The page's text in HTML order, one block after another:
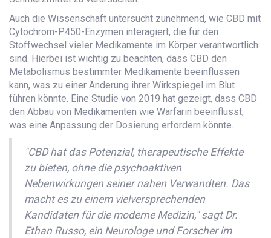
Auch die Wissenschaft untersucht zunehmend, wie CBD mit
Cytochrom-P450-Enzymen interagiert, die für den
Stoffwechsel vieler Medikamente im Körper verantwortlich
sind. Hierbei ist wichtig zu beachten, dass CBD den
Metabolismus bestimmter Medikamente beeinflussen
kann, was zu einer Änderung ihrer Wirkspiegel im Blut
führen könnte. Eine Studie von 2019 hat gezeigt, dass CBD
den Abbau von Medikamenten wie Warfarin beeinflusst,
was eine Anpassung der Dosierung erfordern könnte.
"CBD hat das Potenzial, therapeutische Effekte
zu bieten, ohne die psychoaktiven
Nebenwirkungen seiner nahen Verwandten. Das
macht es zu einem vielversprechenden
Kandidaten für die moderne Medizin," sagt Dr.
Ethan Russo, ein Neurologe und Forscher im